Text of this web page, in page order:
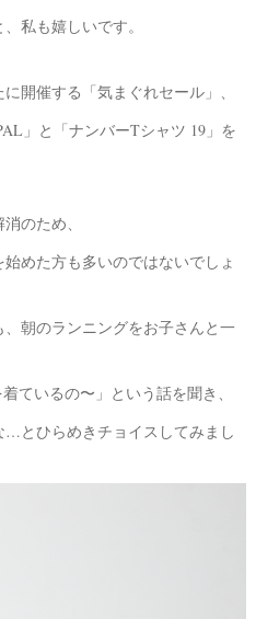
私も嬉しいです。
開催する「気まぐれセール」、
」と「ナンバーTシャツ 19」を
のため、
めた方も多いのではないでしょ
朝のランニングをお子さんと一
ているの〜」という話を聞き、
とひらめきチョイスしてみまし